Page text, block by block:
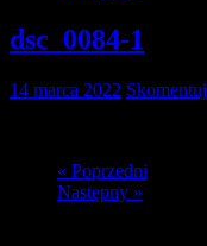
dsc_0084-1
14 marca 2022 Skomentuj
« Poprzedni
Następny »